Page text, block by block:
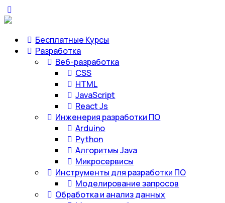
Бесплатные Курсы
Разработка
Веб-разработка
CSS
HTML
JavaScript
React Js
Инженерия разработки ПО
Arduino
Python
Алгоритмы Java
Микросервисы
Инструменты для разработки ПО
Моделирование запросов
Обработка и анализ данных